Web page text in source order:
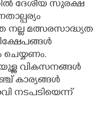
ദേശീയ സുരക്ഷ
നല്ല മത്സരസാദ്ധ്യത
ചെയ്യണം.
വികസനങ്ങൾ
കാര്യങ്ങൾ
നടപടിയെന്ന്